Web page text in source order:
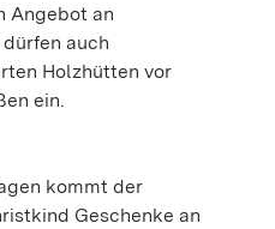
Angebot an
auch
Holzhütten vor
ein.
kommt der
Geschenke an